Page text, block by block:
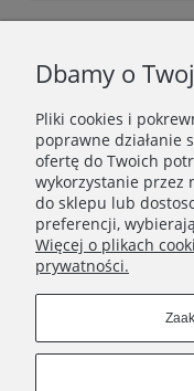
WAŻNE INFORMACJE
POLECANE STRONY
Dbamy o
Pliki cookies i
poprawne działanie
ofertę do Twoich
wykorzystanie przez
do sklepu lub
preferencji,
Więcej o plikach
prywatności.